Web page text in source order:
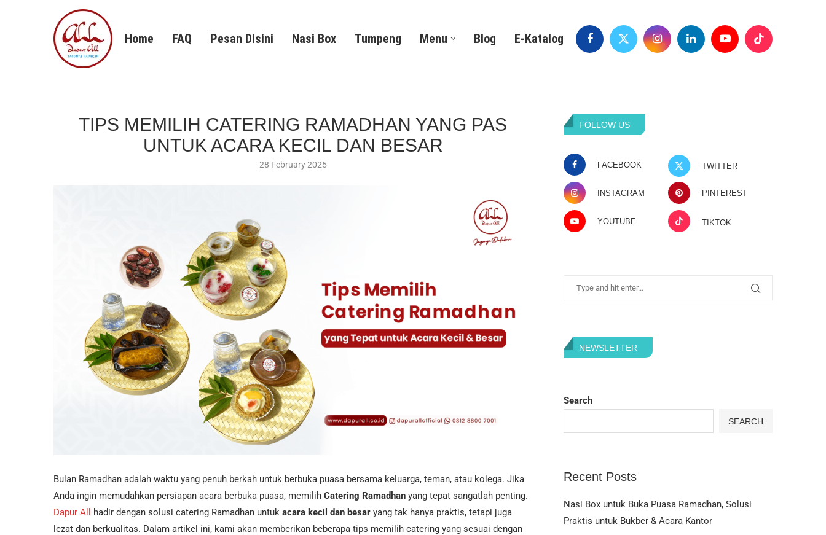
Home FAQ Pesan Disini Nasi Box Tumpeng Menu Blog E-Katalog
TIPS MEMILIH CATERING RAMADHAN YANG PAS
UNTUK ACARA KECIL DAN BESAR
28 February 2025
Bulan Ramadhan adalah waktu yang penuh berkah untuk berbuka puasa bersama keluarga, teman, atau kolega. Jika
Anda ingin memudahkan persiapan acara berbuka puasa, memilih Catering Ramadhan yang tepat sangatlah penting.
Dapur All
hadir dengan solusi catering Ramadhan untuk acara kecil dan besar yang tak hanya praktis, tetapi juga
lezat dan berkualitas. Dalam artikel ini, kami akan memberikan beberapa tips memilih catering yang sesuai dengan
FOLLOW US
FACEBOOK TWITTER
INSTAGRAM PINTEREST
YOUTUBE TIKTOK
NEWSLETTER
Search
SEARCH
Recent Posts
Nasi Box untuk Buka Puasa Ramadhan, Solusi
Praktis untuk Bukber & Acara Kantor